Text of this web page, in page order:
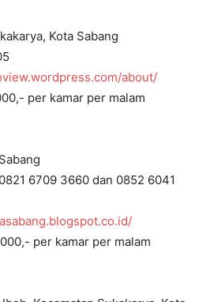
Kota Sabang
about/
per kamar per malam
6709 3660 dan 0852 6041
per kamar per malam